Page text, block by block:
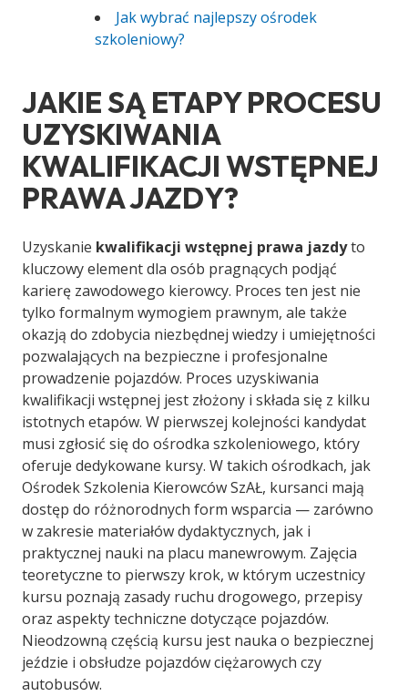
Jak wybrać najlepszy ośrodek
szkoleniowy?
JAKIE SĄ ETAPY PROCESU
UZYSKIWANIA
KWALIFIKACJI WSTĘPNEJ
PRAWA JAZDY?
Uzyskanie kwalifikacji wstępnej prawa jazdyto
kluczowy element dla osób pragnących podjąć
karierę zawodowego kierowcy. Proces ten jest nie
tylko formalnym wymogiem prawnym, ale także
okazją do zdobycia niezbędnej wiedzy i umiejętności
pozwalających na bezpieczne i profesjonalne
prowadzenie pojazdów. Proces uzyskiwania
kwalifikacji wstępnej jest złożony i składa się z kilku
istotnych etapów. W pierwszej kolejności kandydat
musi zgłosić się do ośrodka szkoleniowego, który
oferuje dedykowane kursy. W takich ośrodkach, jak
Ośrodek Szkolenia Kierowców SzAŁ, kursanci mają
dostęp do różnorodnych form wsparcia — zarówno
w zakresie materiałów dydaktycznych, jak i
praktycznej nauki na placu manewrowym. Zajęcia
teoretyczne to pierwszy krok, w którym uczestnicy
kursu poznają zasady ruchu drogowego, przepisy
oraz aspekty techniczne dotyczące pojazdów.
Nieodzowną częścią kursu jest nauka o bezpiecznej
jeździe i obsłudze pojazdów ciężarowych czy
autobusów.